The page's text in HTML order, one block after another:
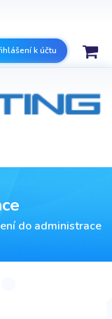
k účtu
do administrace